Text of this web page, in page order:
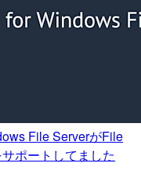
File ServerがFile
ポートしてました